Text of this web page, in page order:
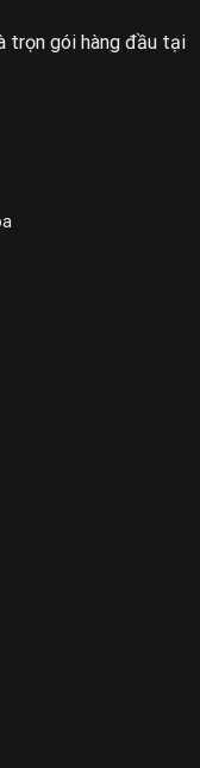
trọn gói hàng đầu tại